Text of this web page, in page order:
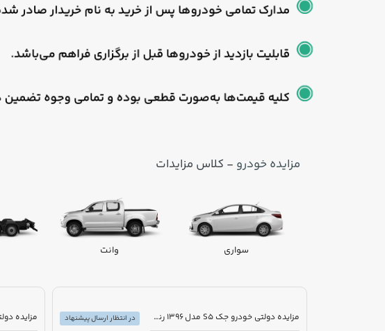
مزایده خودرو - کلاس مزایدات
سواری وانت
مزایده دولتی خودرو جک S5 مدل 1396 رنگ سفید
در انتظار ارسال پیشنهاد